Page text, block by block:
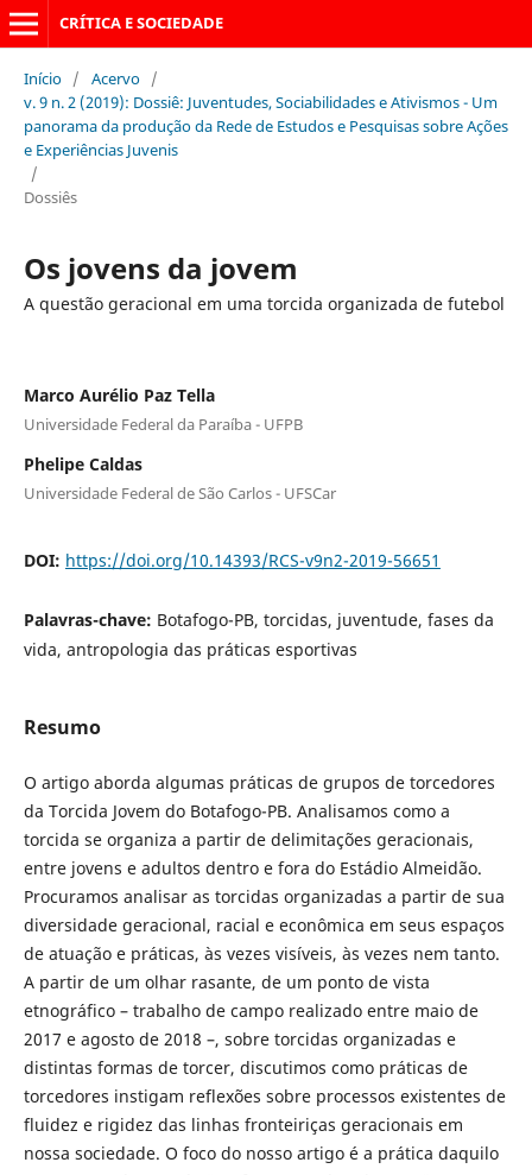
CRÍTICA E SOCIEDADE
Início / Acervo /
v. 9 n. 2 (2019): Dossiê: Juventudes, Sociabilidades e Ativismos - Um
panorama da produção da Rede de Estudos e Pesquisas sobre Ações
e Experiências Juvenis
/
Dossiês
Os jovens da jovem
A questão geracional em uma torcida organizada de futebol
Marco Aurélio Paz Tella
Universidade Federal da Paraíba - UFPB
Phelipe Caldas
Universidade Federal de São Carlos - UFSCar
DOI: https://doi.org/10.14393/RCS-v9n2-2019-56651
Palavras-chave: Botafogo-PB, torcidas, juventude, fases da
vida, antropologia das práticas esportivas
Resumo
O artigo aborda algumas práticas de grupos de torcedores
da Torcida Jovem do Botafogo-PB. Analisamos como a
torcida se organiza a partir de delimitações geracionais,
entre jovens e adultos dentro e fora do Estádio Almeidão.
Procuramos analisar as torcidas organizadas a partir de sua
diversidade geracional, racial e econômica em seus espaços
de atuação e práticas, às vezes visíveis, às vezes nem tanto.
A partir de um olhar rasante, de um ponto de vista
etnográfico – trabalho de campo realizado entre maio de
2017 e agosto de 2018 –, sobre torcidas organizadas e
distintas formas de torcer, discutimos como práticas de
torcedores instigam reflexões sobre processos existentes de
fluidez e rigidez das linhas fronteiriças geracionais em
nossa sociedade. O foco do nosso artigo é a prática daquilo